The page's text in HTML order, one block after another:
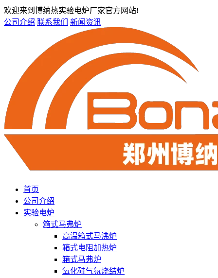
欢迎来到博纳热实验电炉厂家官方网站!
公司介绍 联系我们 新闻资讯
首页
公司介绍
实验电炉
箱式马弗炉
高温箱式马沸炉
箱式电阻加热炉
箱式马弗炉
氧化硅气氛烧结炉